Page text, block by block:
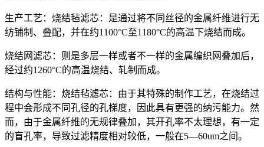
生产工艺：烧结毡滤芯：是通过将不同丝径的金属纤维进行无
纺铺制、叠配，并在约1100°C至1180°C的高温下烧结而成。
烧结网滤芯：则是多层一样或者不一样的金属编织网叠加后，
经过约1260°C的高温烧结、轧制而成。
结构与性能：烧结毡滤芯：由于其特殊的制作工艺，在烧结过
程中会形成不同孔径的孔梯度，因此具有更强的纳污能力。然
而，由于金属纤维的无规律叠加，其开孔率不太理想，有一定
的盲孔率，导致过滤精度相对较低，一般在5—60um之间。